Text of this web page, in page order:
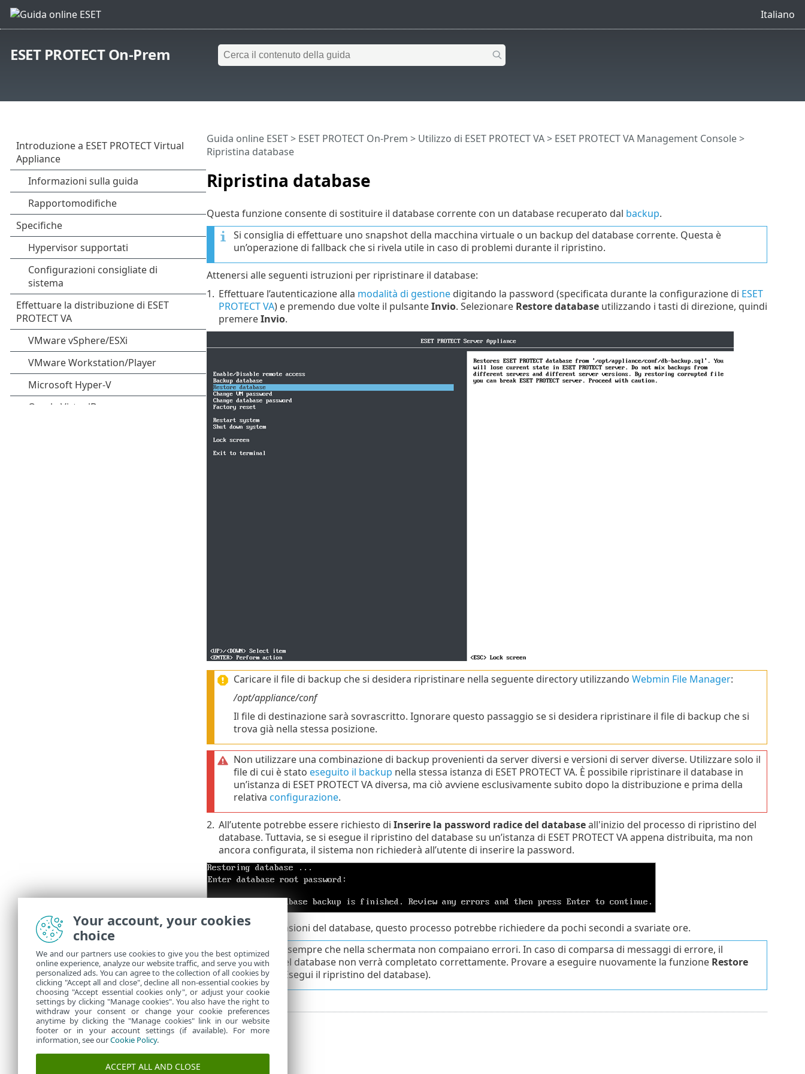
Italiano
ESET PROTECT On-Prem
Ripristina database
Guida online ESET> ESET PROTECT On-Prem > Utilizzo di ESET PROTECT VA> ESET PROTECT VA Management Console>
Ripristina database
Questa funzione consente di sostituire il database corrente con un database recuperato dal backup.
Si consiglia di effettuare uno snapshot della macchina virtuale o un backup del database corrente. Questa è
un’operazione di fallback che si rivela utile in caso di problemi durante il ripristino.
Attenersi alle seguenti istruzioni per ripristinare il database:
1. Effettuare l’autenticazione alla modalità di gestionedigitando la password (specificata durante la configurazione di ESET
PROTECT VA) e premendo due volte il pulsanteInvio. Selezionare Restore databaseutilizzando i tasti di direzione, quindi
premereInvio.
Caricare il file di backup che si desidera ripristinare nella seguente directory utilizzando Webmin File Manager:
/opt/appliance/conf
Il file di destinazione sarà sovrascritto. Ignorare questo passaggio se si desidera ripristinare il file di backup che si
trova già nella stessa posizione.
Non utilizzare una combinazione di backup provenienti da server diversi e versioni di server diverse. Utilizzare solo il
file di cui è stato eseguito il backup nella stessa istanza di ESET PROTECT VA. È possibile ripristinare il database in
un’istanza di ESET PROTECT VA diversa, ma ciò avviene esclusivamente subito dopo la distribuzione e prima della
relativa configurazione.
2. All’utente potrebbe essere richiesto di Inserire la password radice del databaseall'inizio del processo di ripristino del
database. Tuttavia, se si esegue il ripristino del database su un’istanza di ESET PROTECT VA appena distribuita, ma non
ancora configurata, il sistema non richiederà all’utente di inserire la password.
In base alle dimensioni del database, questo processo potrebbe richiedere da pochi secondi a svariate ore.
Controllare sempre che nella schermata non compaiano errori. In caso di comparsa di messaggi di errore, il
ripristino del database non verrà completato correttamente. Provare a eseguire nuovamente la funzione Restore
database
(Esegui il ripristino del database).
Your account, your cookies
choice
We and our partners use cookies to give you the best optimized
online experience, analyze our website traffic, and serve you with
personalized ads. You can agree to the collection of all cookies by
clicking "Accept all and close", decline all non-essential cookies by
choosing "Accept essential cookies only", or adjust your cookie
settings by clicking "Manage cookies". You also have the right to
withdraw your consent or change your cookie preferences
anytime by clicking the "Manage cookies" link in our website
footer or in your account settings (if available). For more
information, see ourCookie Policy.
ACCEPT ALL AND CLOSE